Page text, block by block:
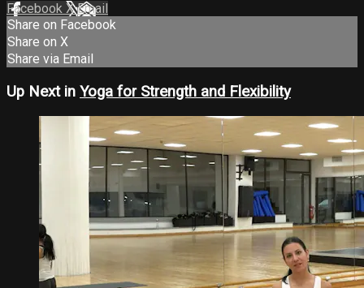
Facebook XEmail
Share on Facebook
Share on X
Share via Email
Up Next in Yoga for Strength and Flexibility